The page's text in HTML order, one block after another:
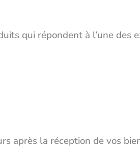
qui répondent à l’une des
après la réception de vos